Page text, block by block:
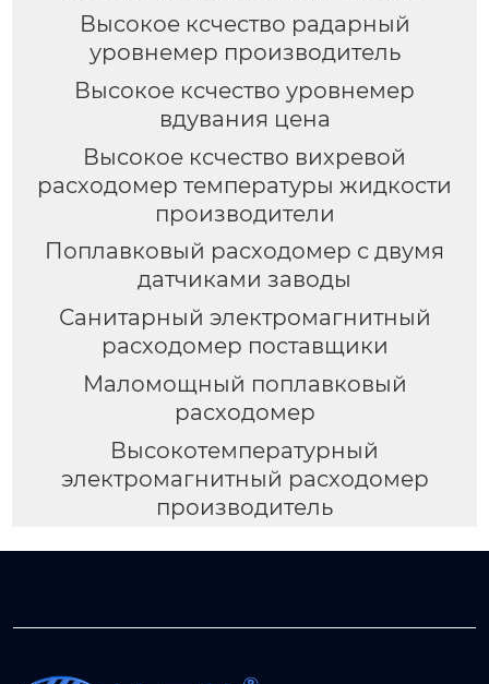
Высокое ксчество радарный
уровнемер производитель
Высокое ксчество уровнемер
вдувания цена
Высокое ксчество вихревой
расходомер температуры жидкости
производители
Поплавковый расходомер с двумя
датчиками заводы
Санитарный электромагнитный
расходомер поставщики
Маломощный поплавковый
расходомер
Высокотемпературный
электромагнитный расходомер
производитель